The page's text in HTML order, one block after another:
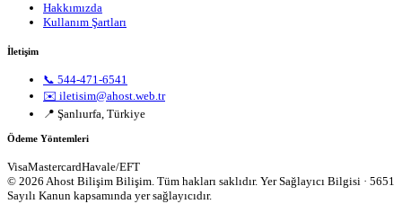
Hakkımızda
Kullanım Şartları
İletişim
📞 544-471-6541
✉️ iletisim@ahost.web.tr
📍 Şanlıurfa, Türkiye
Ödeme Yöntemleri
VisaMastercardHavale/EFT
© 2026 Ahost Bilişim Bilişim. Tüm hakları saklıdır. Yer Sağlayıcı Bilgisi · 5651
Sayılı Kanun kapsamında yer sağlayıcıdır.